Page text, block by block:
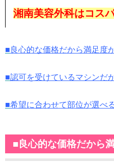
湘南美容外科はコス
■良心的な価格だから満足度
■認可を受けているマシンだ
■希望に合わせて部位が選べ
■良心的な価格だから